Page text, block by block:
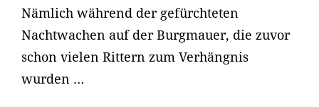
Nämlich während der gefürchteten
Nachtwachen auf der Burgmauer, die zuvor
schon vielen Rittern zum Verhängnis
wurden …